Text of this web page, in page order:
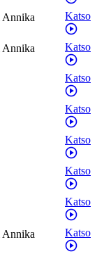
Annika
Katso
Annika
Katso
Katso
Katso
Katso
Katso
Katso
Annika
Katso